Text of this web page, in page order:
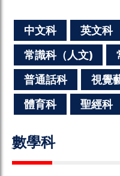
中文科 英文科
常識科（人文)
普通話科
視覺
體育科
聖經科
數學科